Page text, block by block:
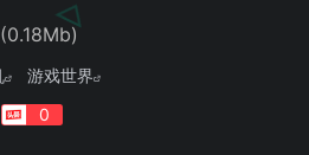
游戏世界
0